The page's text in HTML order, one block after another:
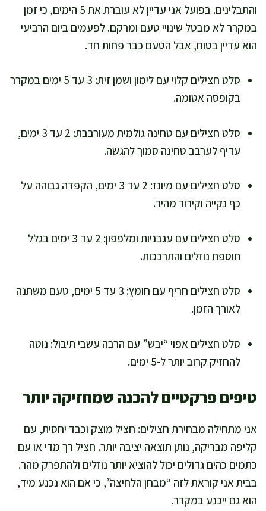
והתבלינים. בפועל אני עדיין לא עוברת את 5 הימים, כי זמן
במקרר לא מבטל שינויי טעם ומרקם. לפעמים ביום הרביעי
הוא עדיין בטוח, אבל הטעם כבר פחות חד.
סלט חצילים קלוי עם לימון ושמן זית: 3 עד 5 ימים במקרר
בקופסה אטומה.
סלט חצילים עם טחינה גולמית מעורבבת: 2 עד 3 ימים,
עדיף לערבב טחינה סמוך להגשה.
סלט חצילים עם מיונז: 2 עד 3 ימים, הקפדה גבוהה על
כף נקייה וקירור מהיר.
סלט חצילים עם עגבניות ומלפפון: 2 עד 3 ימים בגלל
תוספת נוזלים והתרככות.
סלט חצילים חריף עם חומץ: 3 עד 5 ימים, טעם משתנה
לאורך הזמן.
סלט חצילים אפוי “יבש” עם הרבה עשבי תיבול: נוטה
להחזיק קרוב יותר ל-5 ימים.
טיפים פרקטיים להכנה שמחזיקה יותר
אני מתחילה מבחירת חצילים: חציל מוצק וכבד יחסית, עם
קליפה מבריקה, נותן תוצאה יציבה יותר. חציל רך מדי או עם
כתמים כהים גדולים יכול להוציא יותר נוזלים ולהתפרק מהר.
בבית אני קוראת לזה “מבחן הלחיצה”, כי אם הוא נכנע מיד,
הוא גם ייכנע במקרר.